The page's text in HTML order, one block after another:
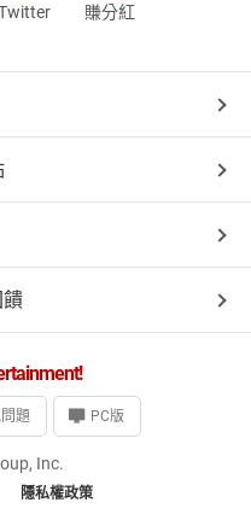
賺分紅
饋
題 PC版
Inc.
隱私權政策